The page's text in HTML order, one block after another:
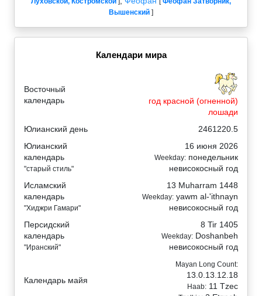
Вышенский ]
Календари мира
Восточный
календарь
год красной (огненной)
лошади
Юлианский день
2461220.5
Юлианский
календарь
"старый стиль"
16 июня 2026
Weekday: понедельник
невисокосный год
Исламский
календарь
"Хиджри Гамари"
13 Muharram 1448
Weekday: yawm al-'ithnayn
невисокосный год
Персидский
календарь
"Иранский"
8 Tir 1405
Weekday: Doshanbeh
невисокосный год
Календарь майя
Mayan Long Count:
13.0.13.12.18
Haab: 11 Tzec